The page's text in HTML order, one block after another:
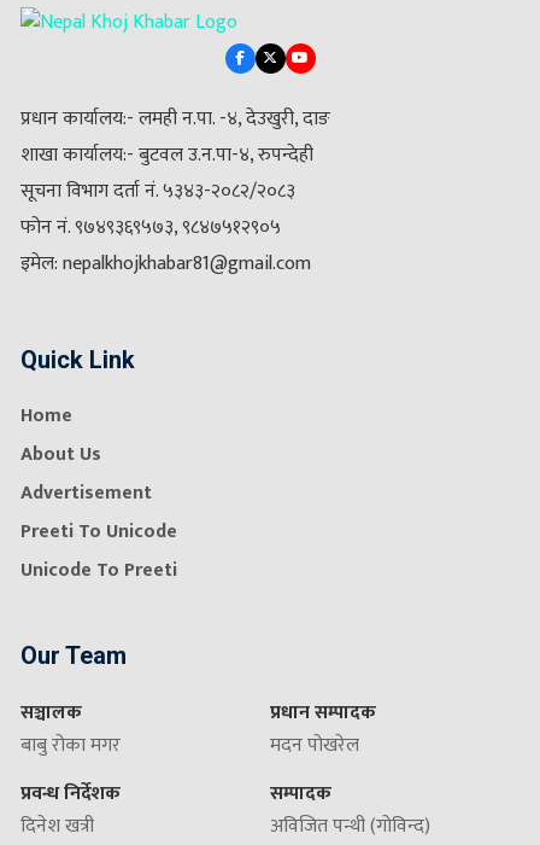
प्रधान कार्यालय:- लमही न.पा. -४, देउखुरी, दाङ
शाखा कार्यालय:- बुटवल उ.न.पा-४, रुपन्देही
सूचना विभाग दर्ता नं. ५३४३-२०८२/२०८३
फोन नं. ९७४९३६९५७३, ९८४७५१२९०५
इमेल: nepalkhojkhabar81@gmail.com
Quick Link
Home
About Us
Advertisement
Preeti To Unicode
Unicode To Preeti
Our Team
सञ्चालक
बाबु रोका मगर
प्रवन्ध निर्देशक
दिनेश खत्री
प्रधान सम्पादक
मदन पोखरेल
सम्पादक
अविजित पन्थी (गोविन्द)